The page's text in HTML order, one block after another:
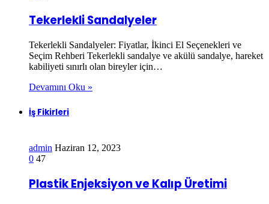
Tekerlekli Sandalyeler
Tekerlekli Sandalyeler: Fiyatlar, İkinci El Seçenekleri ve
Seçim Rehberi Tekerlekli sandalye ve akülü sandalye, hareket
kabiliyeti sınırlı olan bireyler için…
Devamını Oku »
İş Fikirleri
admin Haziran 12, 2023
0 47
Plastik Enjeksiyon ve Kalıp Üretimi